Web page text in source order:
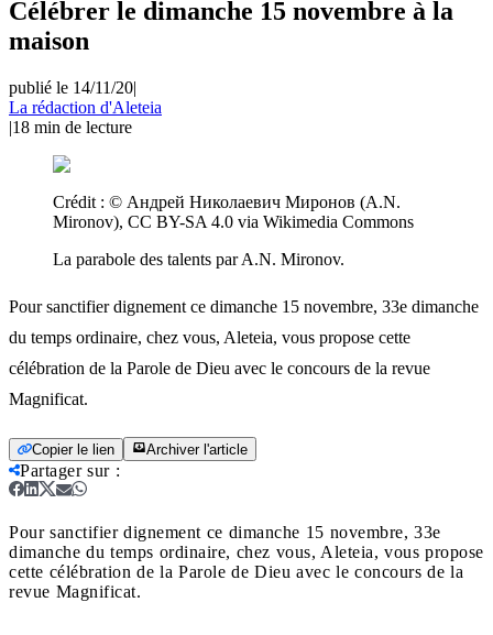
Célébrer le dimanche 15 novembre à la
maison
publié le 14/11/20|
La rédaction d'Aleteia
|18 min de lecture
Crédit : © Андрей Николаевич Миронов (A.N.
Mironov), CC BY-SA 4.0 via Wikimedia Commons
La parabole des talents par A.N. Mironov.
Pour sanctifier dignement ce dimanche 15 novembre, 33e dimanche
du temps ordinaire, chez vous, Aleteia, vous propose cette
célébration de la Parole de Dieu avec le concours de la revue
Magnificat.
Copier le lien Archiver l'article
Partager sur:
Pour sanctifier dignement ce dimanche 15 novembre, 33e
dimanche du temps ordinaire, chez vous, Aleteia, vous propose
cette célébration de la Parole de Dieu avec le concours de la
revue Magnificat.